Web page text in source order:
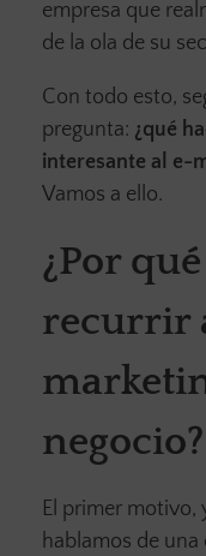
empresa que
de la ola de su
Con todo esto,
pregunta: ¿qué
interesante al e-
Vamos a ello.
¿Por
recurrir
negocio?
El primer motivo,
hablamos de